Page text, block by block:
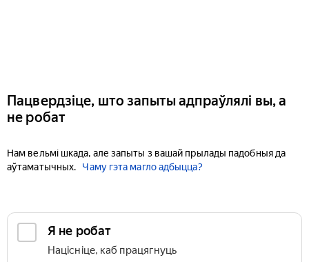
Пацвердзіце, што запыты адпраўлялі вы, а
не робат
Нам вельмі шкада, але запыты з вашай прылады падобныя да
аўтаматычных.
Чаму гэта магло адбыцца?
Я не робат
Націсніце, каб працягнуць